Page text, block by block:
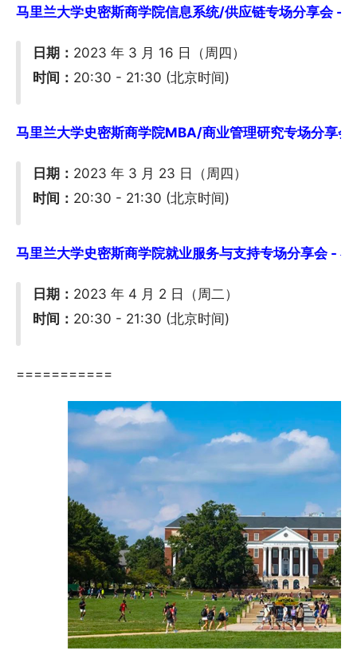
马里兰大学史密斯商学院信息系统/供应链专场分享会 -
日期： 2023 年 3 月 16 日（周四）
时间： 20:30 - 21:30 (北京时间)
马里兰大学史密斯商学院MBA/商业管理研究专场分享
日期： 2023 年 3 月 23 日（周四）
时间： 20:30 - 21:30 (北京时间)
马里兰大学史密斯商学院就业服务与支持专场分享会 -
日期： 2023 年 4 月 2 日（周二）
时间： 20:30 - 21:30 (北京时间)
===========